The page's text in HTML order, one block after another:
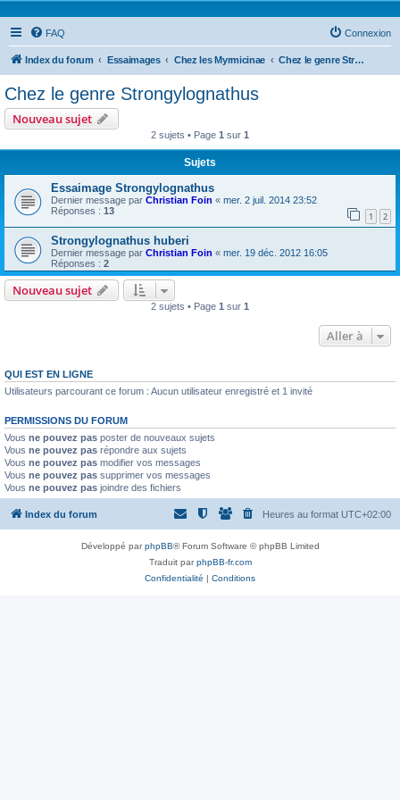
FAQ Connexion
Index du forum Essaimages Chez les Myrmicinae Chez le genre Strongylognathus
Chez le genre Strongylognathus
Nouveau sujet
2 sujets • Page 1 sur 1
Sujets
Essaimage Strongylognathus
Dernier message par Christian Foin « mer. 2 juil. 2014 23:52
Réponses : 13 1 2
Strongylognathus huberi
Dernier message par Christian Foin « mer. 19 déc. 2012 16:05
Réponses : 2
Nouveau sujet
2 sujets • Page 1 sur 1
Aller à
QUI EST EN LIGNE
Utilisateurs parcourant ce forum : Aucun utilisateur enregistré et 1 invité
PERMISSIONS DU FORUM
Vous ne pouvez pas poster de nouveaux sujets
Vous ne pouvez pas répondre aux sujets
Vous ne pouvez pas modifier vos messages
Vous ne pouvez pas supprimer vos messages
Vous ne pouvez pas joindre des fichiers
Index du forum Heures au format UTC+02:00
Développé parphpBB® Forum Software © phpBB Limited
Traduit parphpBB-fr.com
Confidentialité | Conditions